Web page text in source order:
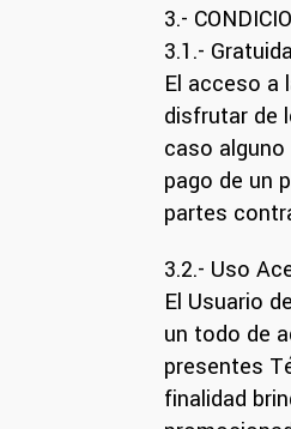
3.-
3.1.-
El acceso a
disfrutar de
caso
pago de un
partes
3.2.- Uso
El Usuario
un todo de
presentes
finalidad